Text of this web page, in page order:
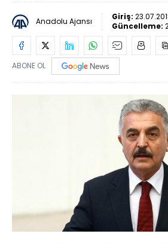
Anadolu Ajansı Giriş:
Güncelleme:
ABONE OL